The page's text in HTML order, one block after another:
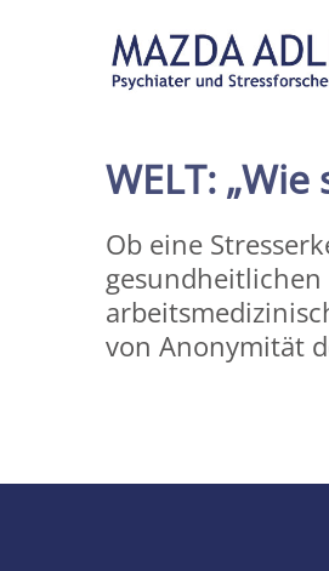
WELT:
Ob eine
gesundheitlichen
von Anonymität